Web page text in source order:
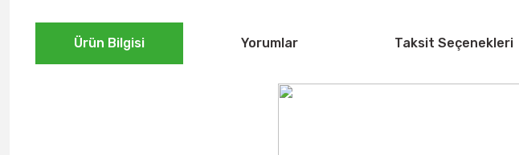
Ürün Bilgisi Yorumlar Taksit Seçenekleri